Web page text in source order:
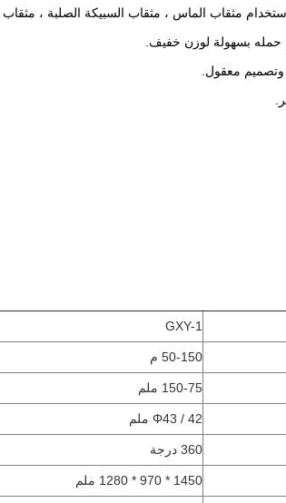
GXY-1
50-150 م
150-75 ملم
Φ43 / 42 ملم
360 درجة
1450 * 970 * 1280 ملم